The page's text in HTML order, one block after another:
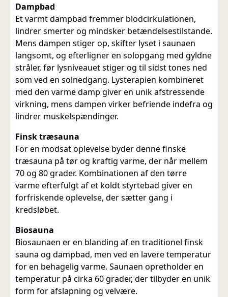
Dampbad
Et varmt dampbad fremmer blodcirkulationen,
lindrer smerter og mindsker betændelsestilstande.
Mens dampen stiger op, skifter lyset i saunaen
langsomt, og efterligner en solopgang med gyldne
stråler, før lysniveauet stiger og til sidst tones ned
som ved en solnedgang. Lysterapien kombineret
med den varme damp giver en unik afstressende
virkning, mens dampen virker befriende indefra og
lindrer muskelspændinger.
Finsk træsauna
For en modsat oplevelse byder denne finske
træsauna på tør og kraftig varme, der når mellem
70 og 80 grader. Kombinationen af den tørre
varme efterfulgt af et koldt styrtebad giver en
forfriskende oplevelse, der sætter gang i
kredsløbet.
Biosauna
Biosaunaen er en blanding af en traditionel finsk
sauna og dampbad, men ved en lavere temperatur
for en behagelig varme. Saunaen opretholder en
temperatur på cirka 60 grader, der tilbyder en unik
form for afslapning og velvære.